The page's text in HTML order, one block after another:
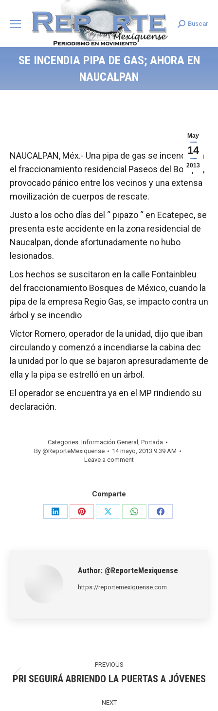
Search:
Buscar
SE INCENDIA PIPA DE GAS; AHORA EN
NAUCALPAN
May
14
2013
NAUCALPAN, Méx.- Una pipa de gas se incendio en
el fraccionamiento residencial Paseos del Bosque,
provocado pánico entre los vecinos y una extensa
movilización de cuerpos de rescate.
Justo a los ocho días del “ pipazo “ en Ecatepec, se
presenta este accidente en la zona residencial de
Naucalpan, donde afortunadamente no hubo
lesionados.
Los hechos se suscitaron en la calle Fontainbleu
del fraccionamiento Bosques de México, cuando la
pipa de la empresa Regio Gas, se impacto contra un
árbol y se incendio
Víctor Romero, operador de la unidad, dijo que iban
circulando y comenzó a incendiarse la cabina dec
la unidad por lo que se bajaron apresuradamente de
ella y la pipa se estrelló en un árbol.
El operador se encuentra ya en el MP rindiendo su
declaración.
Categories: Información General , Portada
By @ReporteMexiquense
14 mayo, 2013 9:39 AM
Leave a comment
Comparte
Share
Share
Share
Share
Share
Author: @ReporteMexiquense
https://reportemexiquense.com
navigation
PREVIOUS
Previous
PRI SEGUIRÁ ABRIENDO LA PUERTAS A JÓVENES
NEXT